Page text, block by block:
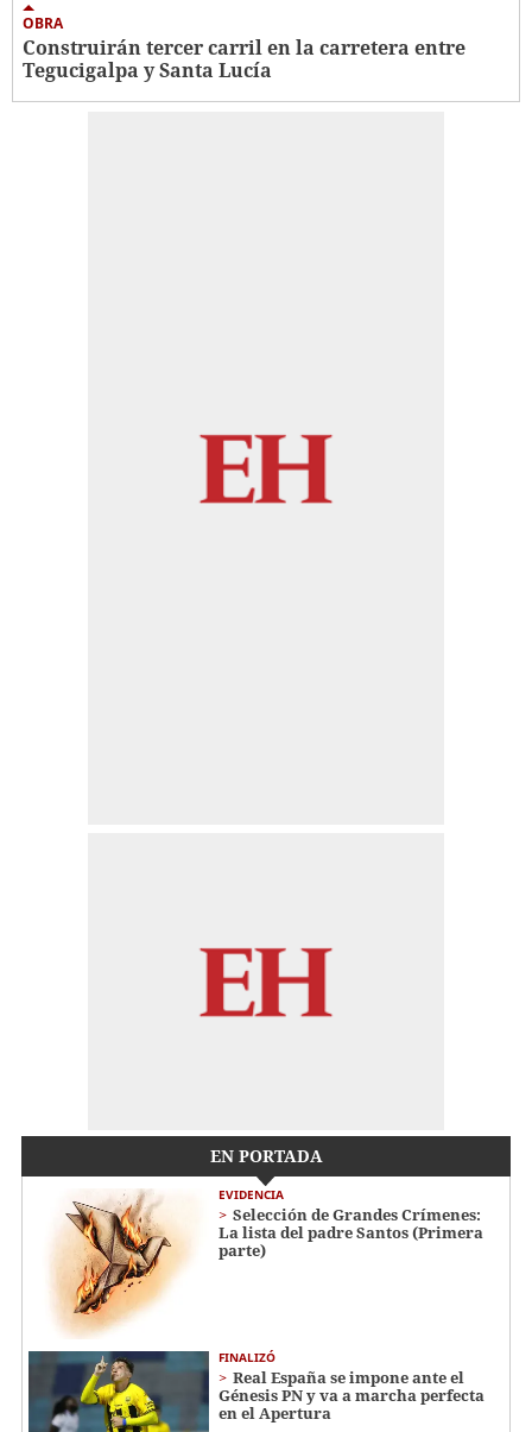
OBRA
Construirán tercer carril en la carretera entre
Tegucigalpa y Santa Lucía
EN PORTADA
EVIDENCIA
Selección de Grandes Crímenes:
La lista del padre Santos (Primera
parte)
FINALIZÓ
Real España se impone ante el
Génesis PN y va a marcha perfecta
en el Apertura